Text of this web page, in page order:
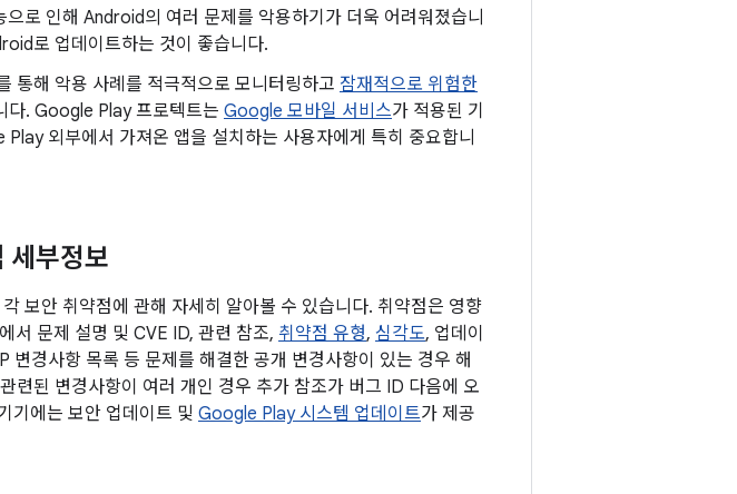
로 인해 Android의 여러 문제를 악용하기가 더욱 어려워졌습니
로 업데이트하는 것이 좋습니다.
통해 악용 사례를 적극적으로 모니터링하고 잠재적으로 위험한
다. Google Play 프로텍트는 Google 모바일 서비스가 적용된 기
외부에서 가져온 앱을 설치하는 사용자에게 특히 중요합니
부정보
보안 취약점에 관해 자세히 알아볼 수 있습니다. 취약점은 영향
서 문제 설명 및 CVE ID, 관련 참조, 취약점 유형, 심각도, 업데이
경사항 목록 등 문제를 해결한 공개 변경사항이 있는 경우 해
련된 변경사항이 여러 개인 경우 추가 참조가 버그 ID 다음에 오
기에는 보안 업데이트 및 Google Play 시스템 업데이트가 제공